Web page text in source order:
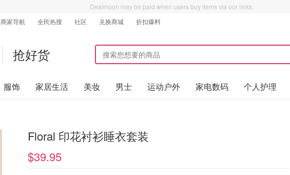
Dealmoon may be paid when users buy items via our links.
商家导航 全民热搜 社区 兑换商城 折扣爆料
抢好货
服饰 家居生活 美妆 男士 运动户外 家电数码 个人护理
Floral 印花衬衫睡衣套装
$39.95